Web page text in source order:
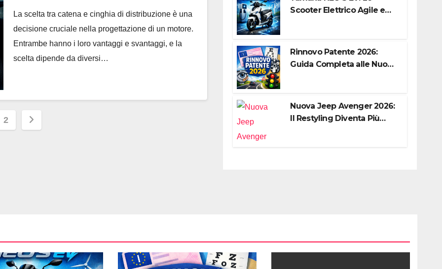
La scelta tra catena e cinghia di distribuzione è una
decisione cruciale nella progettazione di un motore.
Entrambe hanno i loro vantaggi e svantaggi, e la
scelta dipende da diversi…
2
Scooter Elettrico Agile e
Rinnovo Patente 2026:
Guida Completa alle Nuove
Nuova Jeep Avenger 2026:
Il Restyling Diventa Più